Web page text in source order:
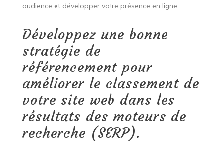
audience et développer votre présence en ligne.
Développez une bonne
stratégie de
référencement pour
améliorer le classement de
votre site web dans les
résultats des moteurs de
recherche (SERP).